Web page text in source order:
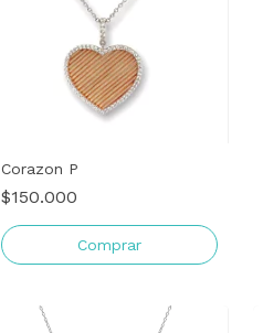
Corazon P
$150.000
Comprar